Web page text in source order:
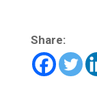
Share: